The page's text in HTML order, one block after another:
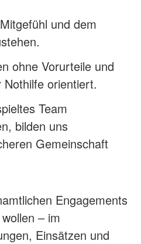
und dem
ohne Vorurteile und
orientiert.
Team
bilden uns
Gemeinschaft
Engagements
– im
Einsätzen und